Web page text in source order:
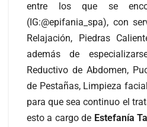
entre los que se
(IG:@epifania_spa), con
Relajación, Piedras
además de
Reductivo de Abdomen,
de Pestañas, Limpieza
para que sea continuo el
esto a cargo de Estefanía